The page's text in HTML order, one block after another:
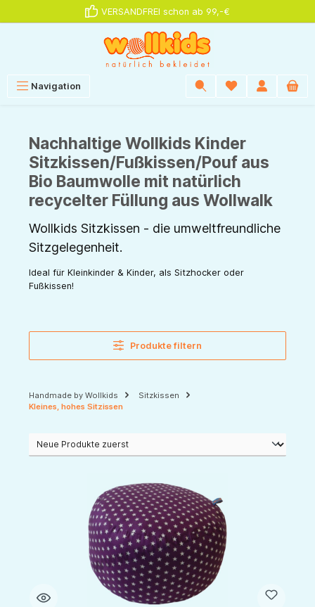
VERSANDFREI schon ab 99,-€
Navigation
Nachhaltige Wollkids Kinder
Sitzkissen/Fußkissen/Pouf aus
Bio Baumwolle mit natürlich
recycelter Füllung aus Wollwalk
Wollkids Sitzkissen - die umweltfreundliche
Sitzgelegenheit.
Ideal für Kleinkinder & Kinder, als Sitzhocker oder
Fußkissen!
Produkte filtern
Handmade by Wollkids
Sitzkissen
Kleines, hohes Sitzissen